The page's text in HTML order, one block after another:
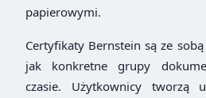
papierowymi.
Certyfikaty Bernstein są ze
jak konkretne grupy
czasie. Użytkownicy tworzą